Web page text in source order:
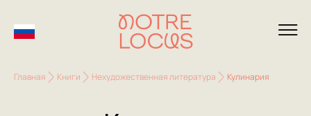
Главная Книги Нехудожественная литература Кулинария